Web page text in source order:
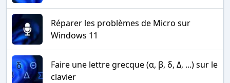
Réparer les problèmes de Micro sur
Windows 11
Faire une lettre grecque (α, β, δ, Δ, ...) sur le
clavier